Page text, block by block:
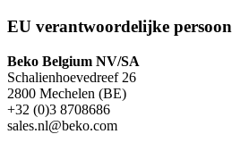
EU verantwoordelijke persoon
Beko Belgium NV/SA
Schalienhoevedreef 26
2800 Mechelen (BE)
+32 (0)3 8708686
sales.nl@beko.com